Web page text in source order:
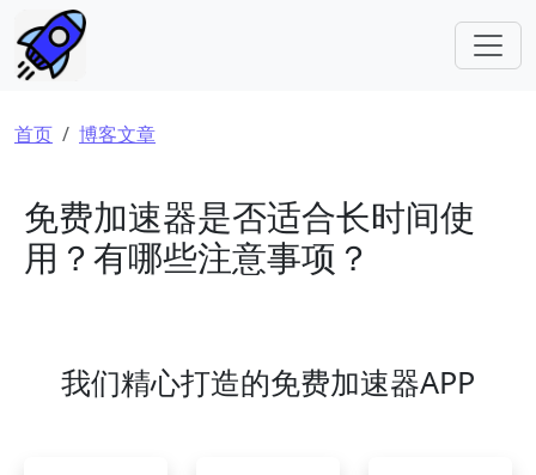
跳转到主要内容
面包屑
首页 博客文章
免费加速器是否适合长时间使
用？有哪些注意事项？
我们精心打造的免费加速器APP